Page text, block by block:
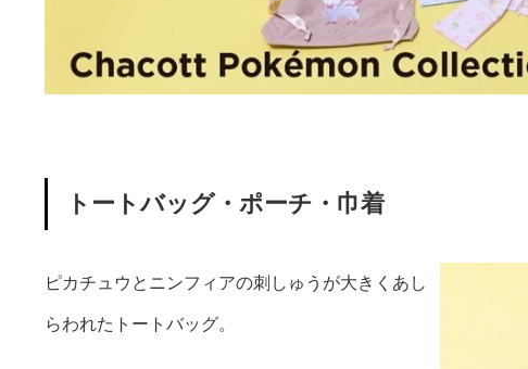
トートバッグ・ポーチ・巾着
ピカチュウとニンフィアの刺しゅうが大きくあし
らわれたトートバッグ。